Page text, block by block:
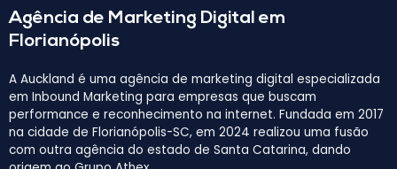
Agência de Marketing Digital em
Florianópolis
A Auckland é uma agência de marketing digital especializada
em Inbound Marketing para empresas que buscam
performance e reconhecimento na internet. Fundada em 2017
na cidade de Florianópolis-SC, em 2024 realizou uma fusão
com outra agência do estado de Santa Catarina, dando